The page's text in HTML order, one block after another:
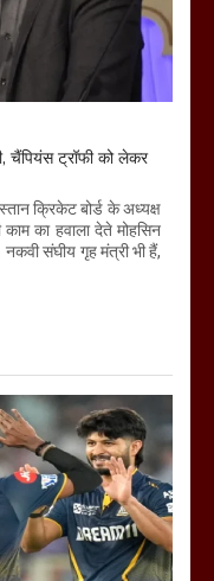
चैंपियंस ट्रॉफी को लेकर
क्रिकेट बोर्ड के अध्यक्ष
का हवाला देते मोहसिन
संघीय गृह मंत्री भी हैं,